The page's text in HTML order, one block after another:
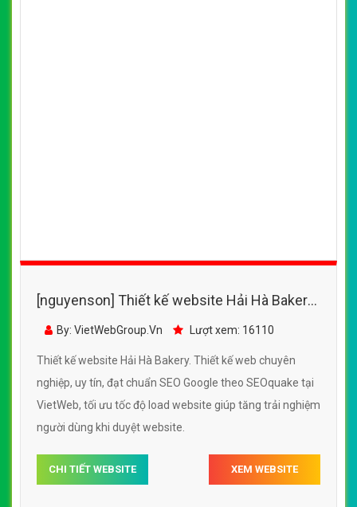
[nguyenson] Thiết kế website Hải Hà Bakery
đẹp, chuyên nghiệp chuẩn SEO
By: VietWebGroup.Vn Lượt xem: 16110
Thiết kế website Hải Hà Bakery. Thiết kế web chuyên
nghiệp, uy tín, đạt chuẩn SEO Google theo SEOquake tại
VietWeb, tối ưu tốc độ load website giúp tăng trải nghiệm
người dùng khi duyệt website.
CHI TIẾT WEBSITE XEM WEBSITE